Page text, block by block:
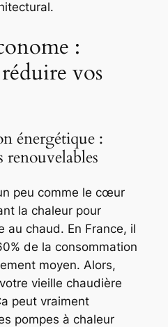
:
vos
énergétique :
renouvelables
peu comme le cœur
la chaleur pour
au chaud. En France, il
de la consommation
moyen. Alors,
vieille chaudière
peut vraiment
pompes à chaleur